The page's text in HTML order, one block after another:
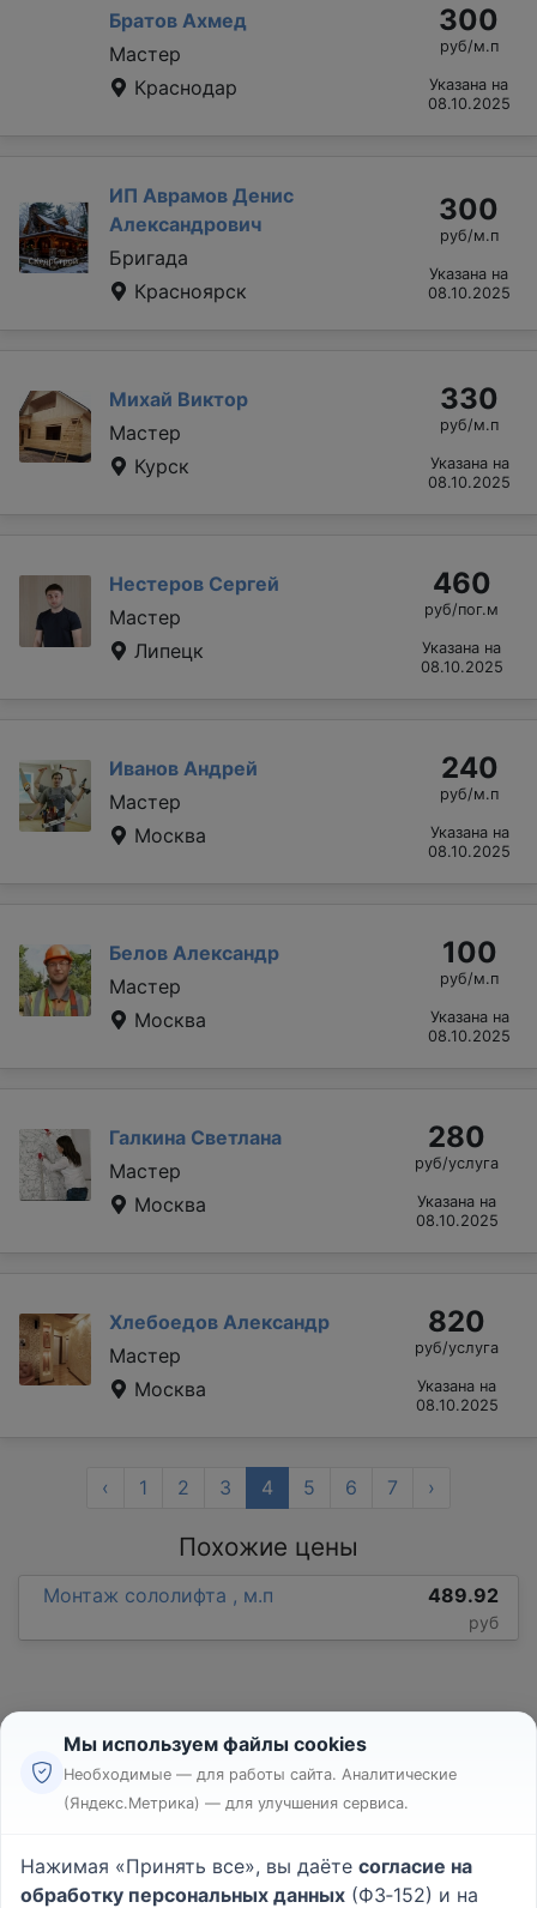
Братов Ахмед
Мастер
Краснодар
300
руб/м.п
Указана на
08.10.2025
ИП Аврамов Денис
Александрович
Бригада
Красноярск
300
руб/м.п
Указана на
08.10.2025
Михай Виктор
Мастер
Курск
330
руб/м.п
Указана на
08.10.2025
Нестеров Сергей
Мастер
Липецк
460
руб/пог.м
Указана на
08.10.2025
Иванов Андрей
Мастер
Москва
240
руб/м.п
Указана на
08.10.2025
Белов Александр
Мастер
Москва
100
руб/м.п
Указана на
08.10.2025
Галкина Светлана
Мастер
Москва
280
руб/услуга
Указана на
08.10.2025
Хлебоедов Александр
Мастер
Москва
820
руб/услуга
Указана на
08.10.2025
‹ 1 2 3 4 5 6 7 ›
Похожие цены
Монтаж сололифта , м.п 489.92
руб
Реклама
Пользовательское соглашение
Мы используем файлы cookies
Необходимые — для работы сайта. Аналитические
(Яндекс.Метрика) — для улучшения сервиса.
Нажимая «Принять все», вы даёте согласие на
обработку персональных данных (ФЗ‑152) и на